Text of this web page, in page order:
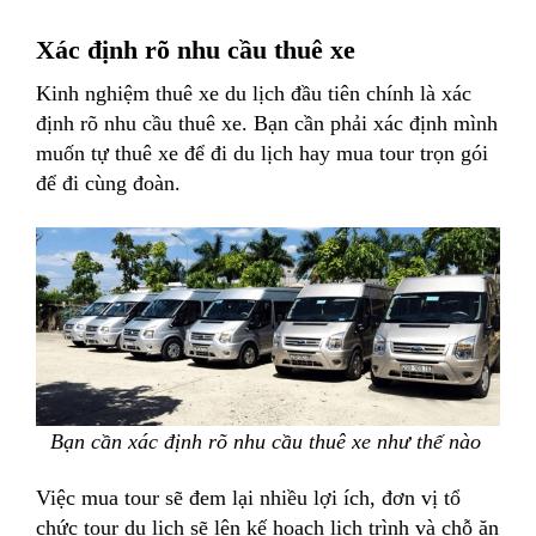
Xác định rõ nhu cầu thuê xe
Kinh nghiệm thuê xe du lịch đầu tiên chính là xác
định rõ nhu cầu thuê xe. Bạn cần phải xác định mình
muốn tự thuê xe để đi du lịch hay mua tour trọn gói
để đi cùng đoàn.
Bạn cần xác định rõ nhu cầu thuê xe như thế nào
Việc mua tour sẽ đem lại nhiều lợi ích, đơn vị tổ
chức tour du lịch sẽ lên kế hoạch lịch trình và chỗ ăn